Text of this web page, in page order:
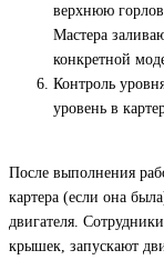
верхнюю
Мастера
конкретной
Контроль
уровень в
После выполнения
картера (если она
двигателя.
крышек, запускают